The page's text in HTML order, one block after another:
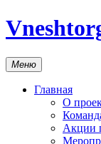
Меню
Главная
О
Акции